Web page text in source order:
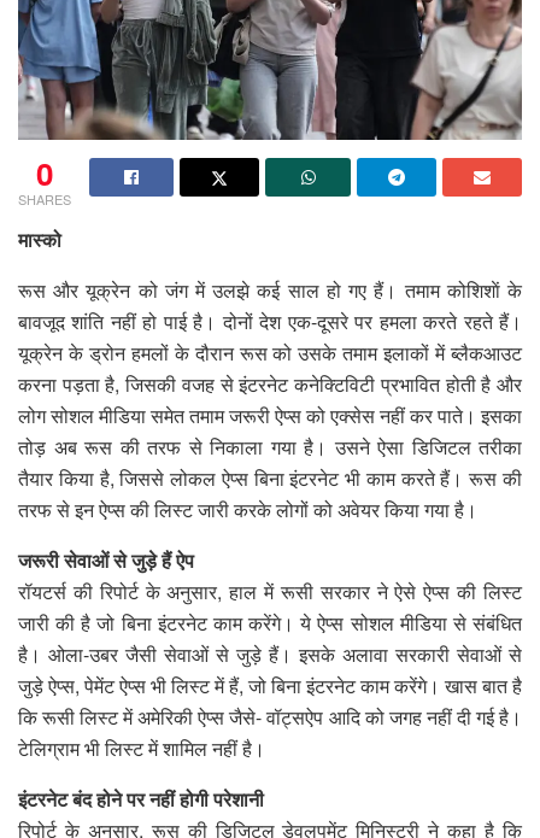
0
SHARES
मास्को
रूस और यूक्रेन को जंग में उलझे कई साल हो गए हैं। तमाम कोशिशाें के
बावजूद शांत‍ि नहीं हो पाई है। दोनों देश एक-दूसरे पर हमला करते रहते हैं।
यूक्रेन के ड्रोन हमलों के दौरान रूस को उसके तमाम इलाकों में ब्लैकआउट
करना पड़ता है, जिसकी वजह से इंटरनेट कनेक्ट‍िविटी प्रभावित होती है और
लोग सोशल मीडिया समेत तमाम जरूरी ऐप्स को एक्सेस नहीं कर पाते। इसका
तोड़ अब रूस की तरफ से न‍िकाला गया है। उसने ऐसा डिजिटल तरीका
तैयार क‍िया है, जिससे लोकल ऐप्स बिना इंटरनेट भी काम करते हैं। रूस की
तरफ से इन ऐप्स की लिस्ट जारी करके लोगों को अवेयर क‍िया गया है।
जरूरी सेवाओं से जुड़े हैं ऐप
रॉयटर्स की रिपोर्ट के अनुसार, हाल में रूसी सरकार ने ऐसे ऐप्स की लिस्ट
जारी की है जो बिना इंटरनेट काम करेंगे। ये ऐप्स सोशल मीडिया से संबंधित
है। ओला-उबर जैसी सेवाओं से जुड़े हैं। इसके अलावा सरकारी सेवाओं से
जुड़े ऐप्स, पेमेंट ऐप्स भी लिस्ट में हैं, जो बिना इंटरनेट काम करेंगे। खास बात है
कि रूसी लिस्ट में अमेरिकी ऐप्स जैसे- वॉट्सऐप आदि को जगह नहीं दी गई है।
टेलिग्राम भी लिस्ट में शामिल नहीं है।
इंटरनेट बंद होने पर नहीं होगी परेशानी
रिपोर्ट के अनुसार, रूस की डिजिटल डेवलपमेंट मिनिस्ट्री ने कहा है कि